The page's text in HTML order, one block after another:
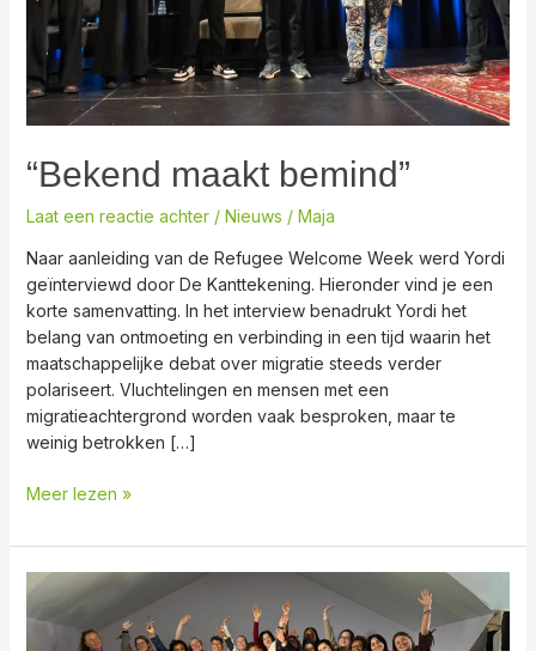
“Bekend maakt bemind”
Laat een reactie achter / Nieuws / Maja
Naar aanleiding van de Refugee Welcome Week werd Yordi
geïnterviewd door De Kanttekening. Hieronder vind je een
korte samenvatting. In het interview benadrukt Yordi het
belang van ontmoeting en verbinding in een tijd waarin het
maatschappelijke debat over migratie steeds verder
polariseert. Vluchtelingen en mensen met een
migratieachtergrond worden vaak besproken, maar te
weinig betrokken […]
Meer lezen »
Verbinding
actie: